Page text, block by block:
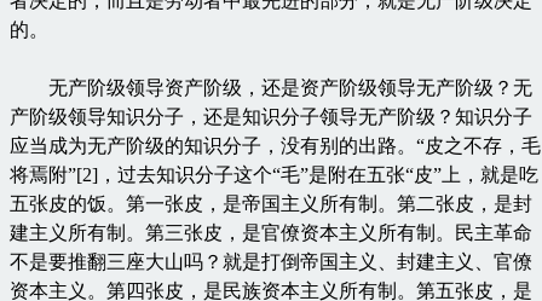
的。
无产阶级领导资产阶级，还是资产阶级领导无产阶级？无
产阶级领导知识分子，还是知识分子领导无产阶级？知识分子
应当成为无产阶级的知识分子，没有别的出路。“皮之不存，毛
将焉附”[2]，过去知识分子这个“毛”是附在五张“皮”上，就是吃
五张皮的饭。第一张皮，是帝国主义所有制。第二张皮，是封
建主义所有制。第三张皮，是官僚资本主义所有制。民主革命
不是要推翻三座大山吗？就是打倒帝国主义、封建主义、官僚
资本主义。第四张皮，是民族资本主义所有制。第五张皮，是